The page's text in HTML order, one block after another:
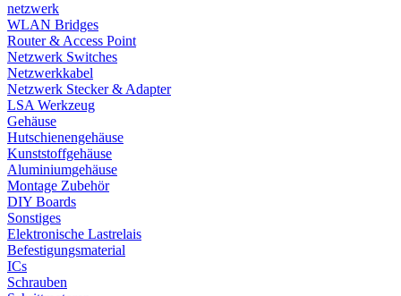
netzwerk
WLAN Bridges
Router & Access Point
Netzwerk Switches
Netzwerkkabel
Netzwerk Stecker & Adapter
LSA Werkzeug
Gehäuse
Hutschienengehäuse
Kunststoffgehäuse
Aluminiumgehäuse
Montage Zubehör
DIY Boards
Sonstiges
Elektronische Lastrelais
Befestigungsmaterial
ICs
Schrauben